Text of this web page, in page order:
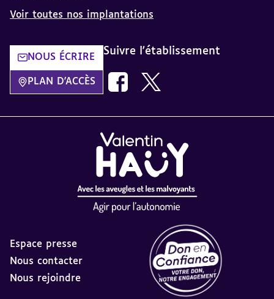
Voir toutes nos implantations
NOUS ÉCRIRE
PLAN D'ACCÈS
Suivre l'établissement
Nous suivre sur Facebook AVH
Nous suivre sur Twitter
Espace presse
Nous contacter
Nous rejoindre